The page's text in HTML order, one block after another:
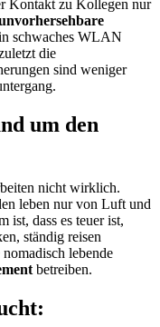
Kontakt zu Kollegen nur
schwaches WLAN
die
sind weniger
um den
nicht wirklich.
leben nur von Luft und
ist, dass es teuer ist,
ständig reisen
lebende
betreiben.